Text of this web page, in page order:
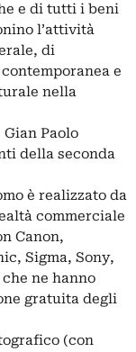
e di tutti i beni
l’attività
di
e
nella
Paolo
della seconda
è realizzato da
commerciale
Canon,
Sigma, Sony,
ne hanno
gratuita degli
(con